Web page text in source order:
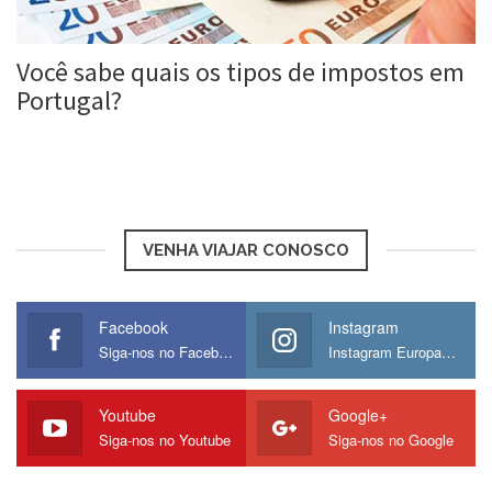
Você sabe quais os tipos de impostos em
Portugal?
VENHA VIAJAR CONOSCO
Facebook
Siga-nos no Facebook
Instagram
Instagram Europamos
Youtube
Siga-nos no Youtube
Google+
Siga-nos no Google